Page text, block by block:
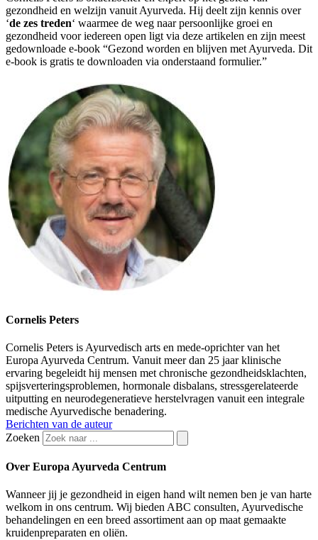
gezondheid en welzijn vanuit Ayurveda. Hij deelt zijn kennis over
‘de zes treden‘ waarmee de weg naar persoonlijke groei en
gezondheid voor iedereen open ligt via deze artikelen en zijn meest
gedownloade e-book “Gezond worden en blijven met Ayurveda. Dit
e-book is gratis te downloaden via onderstaand formulier.”
Cornelis Peters
Cornelis Peters is Ayurvedisch arts en mede-oprichter van het
Europa Ayurveda Centrum. Vanuit meer dan 25 jaar klinische
ervaring begeleidt hij mensen met chronische gezondheidsklachten,
spijsverteringsproblemen, hormonale disbalans, stressgerelateerde
uitputting en neurodegeneratieve herstelvragen vanuit een integrale
medische Ayurvedische benadering.
Berichten van de auteur
Zoeken
Over Europa Ayurveda Centrum
Wanneer jij je gezondheid in eigen hand wilt nemen ben je van harte
welkom in ons centrum. Wij bieden ABC consulten, Ayurvedische
behandelingen en een breed assortiment aan op maat gemaakte
kruidenpreparaten en oliën.